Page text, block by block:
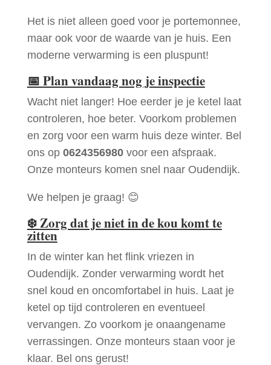
Het is niet alleen goed voor je portemonnee,
maar ook voor de waarde van je huis. Een
moderne verwarming is een pluspunt!
📅 Plan vandaag nog je inspectie
Wacht niet langer! Hoe eerder je je ketel laat
controleren, hoe beter. Voorkom problemen
en zorg voor een warm huis deze winter. Bel
ons op 0624356980voor een afspraak.
Onze monteurs komen snel naar Oudendijk.
We helpen je graag! 😊
❄️Zorg dat je niet in de kou komt te
zitten
In de winter kan het flink vriezen in
Oudendijk. Zonder verwarming wordt het
snel koud en oncomfortabel in huis. Laat je
ketel op tijd controleren en eventueel
vervangen. Zo voorkom je onaangename
verrassingen. Onze monteurs staan voor je
klaar. Bel ons gerust!